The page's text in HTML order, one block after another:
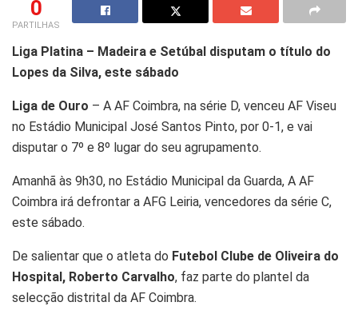
0
PARTILHAS
Liga Platina – Madeira e Setúbal disputam o título do
Lopes da Silva, este sábado
Liga de Ouro – A AF Coimbra, na série D, venceu AF Viseu
no Estádio Municipal José Santos Pinto, por 0-1, e vai
disputar o 7º e 8º lugar do seu agrupamento.
Amanhã às 9h30, no Estádio Municipal da Guarda, A AF
Coimbra irá defrontar a AFG Leiria, vencedores da série C,
este sábado.
De salientar que o atleta do Futebol Clube de Oliveira do
Hospital, Roberto Carvalho, faz parte do plantel da
selecção distrital da AF Coimbra.